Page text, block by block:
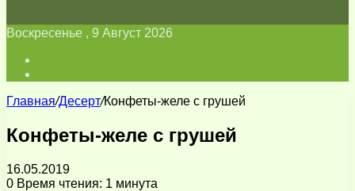
Воскресенье , 9 Август 2026
Главная/Десерт/Конфеты-желе с грушей
Конфеты-желе с грушей
16.05.2019
0 Время чтения: 1 минута